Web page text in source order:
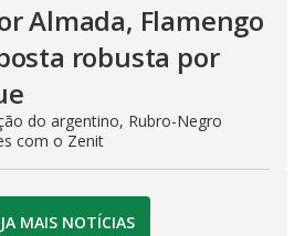
Almada, Flamengo
robusta por
do argentino, Rubro-Negro
com o Zenit
MAIS NOTÍCIAS